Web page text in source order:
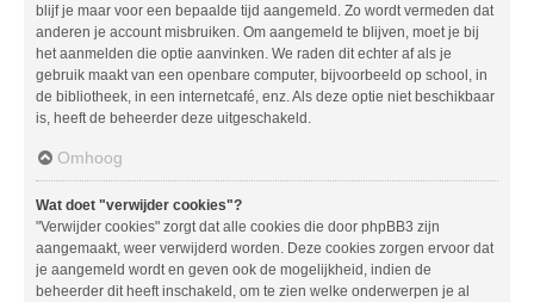
blijf je maar voor een bepaalde tijd aangemeld. Zo wordt vermeden dat
anderen je account misbruiken. Om aangemeld te blijven, moet je bij
het aanmelden die optie aanvinken. We raden dit echter af als je
gebruik maakt van een openbare computer, bijvoorbeeld op school, in
de bibliotheek, in een internetcafé, enz. Als deze optie niet beschikbaar
is, heeft de beheerder deze uitgeschakeld.
Omhoog
Wat doet "verwijder cookies"?
"Verwijder cookies" zorgt dat alle cookies die door phpBB3 zijn
aangemaakt, weer verwijderd worden. Deze cookies zorgen ervoor dat
je aangemeld wordt en geven ook de mogelijkheid, indien de
beheerder dit heeft inschakeld, om te zien welke onderwerpen je al